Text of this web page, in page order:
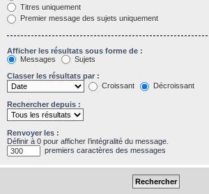
Titres uniquement
Premier message des sujets uniquement
Afficher les résultats sous forme de :
Messages
Sujets
Classer les résultats par :
Croissant
Décroissant
Rechercher depuis :
Renvoyer les :
Définir à 0 pour afficher l’intégralité du message.
premiers caractères des messages